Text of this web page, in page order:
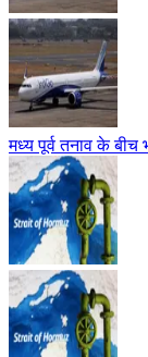
मध्य पूर्व तनाव के